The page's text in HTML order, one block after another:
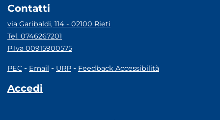
Contatti
via Garibaldi, 114 - 02100 Rieti
Tel. 0746267201
P.Iva 00915900575
PEC - Email - URP - Feedback Accessibilità
Accedi